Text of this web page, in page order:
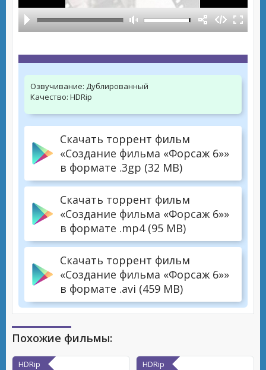
Озвучивание: Дублированный
Качество: HDRip
Скачать торрент фильм
«Создание фильма «Форсаж 6»»
в формате .3gp (32 MB)
Скачать торрент фильм
«Создание фильма «Форсаж 6»»
в формате .mp4 (95 MB)
Скачать торрент фильм
«Создание фильма «Форсаж 6»»
в формате .avi (459 MB)
Похожие фильмы:
HDRip HDRip